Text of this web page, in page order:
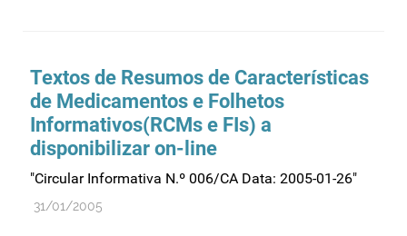
Utilização
Vigilância de cosméticos
Vigilância de dispositivos médicos
Textos de Resumos de Características
de Medicamentos e Folhetos
Informativos(RCMs e FIs) a
disponibilizar on-line
"Circular Informativa N.º 006/CA Data: 2005-01-26"
31/01/2005